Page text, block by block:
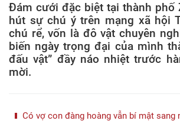
Đám cưới đặc biệt tại thành phố
hút sự chú ý trên mạng xã hội
chú rể, vốn là đô vật chuyên
biến ngày trọng đại của mình
đấu vật” đầy náo nhiệt trước
mời.
Có vợ con đàng hoàng vẫn bí mật sang